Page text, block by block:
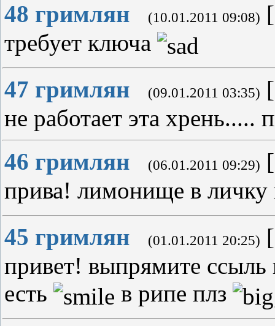
48 гримлян (10.01.2011 09:08) [
требует ключа
47 гримлян (09.01.2011 03:35) [
не работает эта хрень.....
46 гримлян (06.01.2011 09:29) [
прива! лимонище в личку
45 гримлян (01.01.2011 20:25) [
привет! выпрямите ссыль
есть
в рипе плз